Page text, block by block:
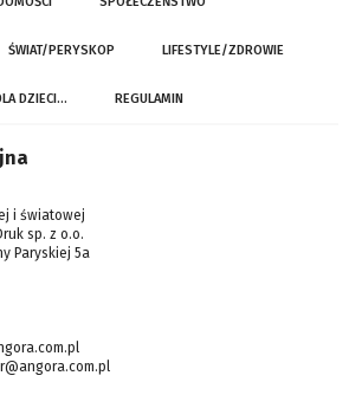
ŚWIAT/PERYSKOP LIFESTYLE/ZDROWIE
DZIECI… REGULAMIN
i światowej
sp. z o.o.
Paryskiej 5a